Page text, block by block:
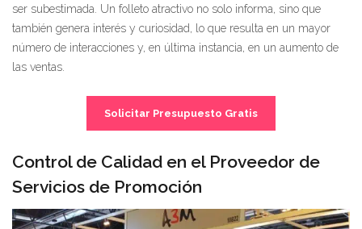
ser subestimada. Un folleto atractivo no solo informa, sino que
también genera interés y curiosidad, lo que resulta en un mayor
número de interacciones y, en última instancia, en un aumento de
las ventas.
Solicitar Presupuesto Gratis
Control de Calidad en el Proveedor de
Servicios de Promoción